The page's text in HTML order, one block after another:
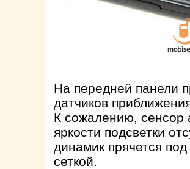
На передней панели
датчиков
К сожалению, сенсор
яркости подсветки
динамик прячется
сеткой.